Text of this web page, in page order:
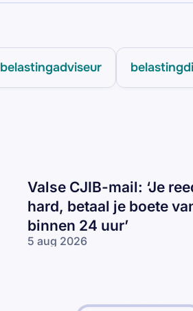
belastingadviseur
Valse CJIB-mail: ‘Je
hard, betaal je boete
binnen 24 uur’
5 aug 2026